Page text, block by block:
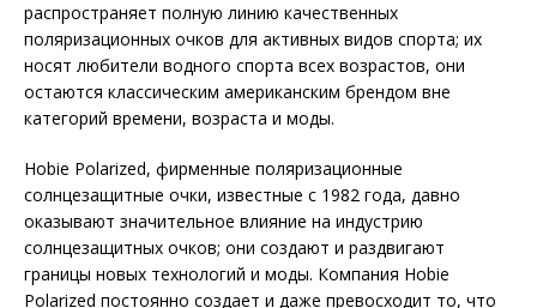
распространяет полную линию качественных
поляризационных очков для активных видов спорта; их
носят любители водного спорта всех возрастов, они
остаются классическим американским брендом вне
категорий времени, возраста и моды.
Hobie Polarized, фирменные поляризационные
солнцезащитные очки, известные с 1982 года, давно
оказывают значительное влияние на индустрию
солнцезащитных очков; они создают и раздвигают
границы новых технологий и моды. Компания Hobie
Polarized постоянно создает и даже превосходит то, что